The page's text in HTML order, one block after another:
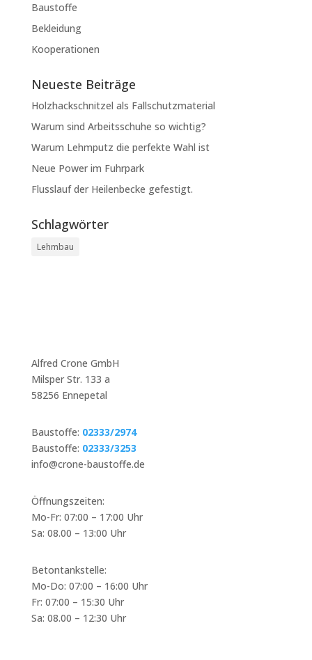
Baustoffe
Bekleidung
Kooperationen
Neueste Beiträge
Holzhackschnitzel als Fallschutzmaterial
Warum sind Arbeitsschuhe so wichtig?
Warum Lehmputz die perfekte Wahl ist
Neue Power im Fuhrpark
Flusslauf der Heilenbecke gefestigt.
Schlagwörter
Lehmbau
Alfred Crone GmbH
Milsper Str. 133 a
58256 Ennepetal
Baustoffe: 02333/2974
Baustoffe: 02333/3253
info@crone-baustoffe.de
Öffnungszeiten:
Mo-Fr: 07:00 – 17:00 Uhr
Sa: 08.00 – 13:00 Uhr
Betontankstelle:
Mo-Do: 07:00 – 16:00 Uhr
Fr: 07:00 – 15:30 Uhr
Sa: 08.00 – 12:30 Uhr